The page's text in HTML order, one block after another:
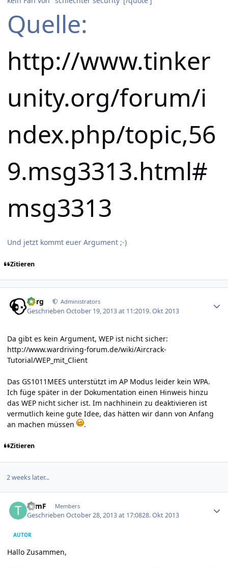
Quelle:
http://www.tinker
unity.org/forum/i
ndex.php/topic,56
9.msg3313.html#
msg3313
Und jetzt kommt euer Argument ;-)
Zitieren
borg Administrators
GeschriebenOctober 19, 2013 at 11:2019. Okt 2013
Da gibt es kein Argument, WEP ist nicht sicher:
http://www.wardriving-forum.de/wiki/Aircrack-
Tutorial/WEP_mit_Client
Das GS1011MEES unterstützt im AP Modus leider kein WPA.
Ich füge später in der Dokumentation einen Hinweis hinzu
das WEP nicht sicher ist. Im nachhinein zu deaktivieren ist
vermutlich keine gute Idee, das hätten wir dann von Anfang
an machen müssen
.
Zitieren
2 weeks later...
TomF Members
GeschriebenOctober 28, 2013 at 17:0828. Okt 2013
AUTOR
Hallo Zusammen,